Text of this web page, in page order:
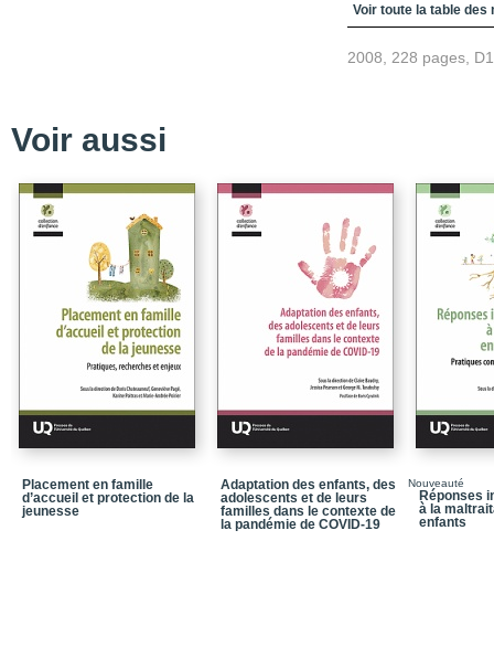
La pertinence de
l’évaluation
L’approche
Le comportement
L’observation de la
de visites à domicile
Le développement
évaluation
Mieux évaluer ; mieux
Références
Index des sujets
Index des auteurs
Voir toute la table des
2008, 228 pages,
Voir aussi
Placement en famille
d’accueil et protection de la
jeunesse
Adaptation des enfants, des
adolescents et de leurs
familles dans le contexte de
la pandémie de COVID-19
Nouveauté
Réponses
à la
enfants